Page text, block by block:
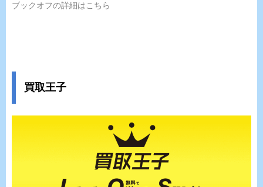
ブックオフの詳細はこちら
買取王子